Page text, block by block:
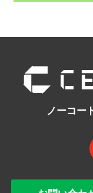
ノーコー